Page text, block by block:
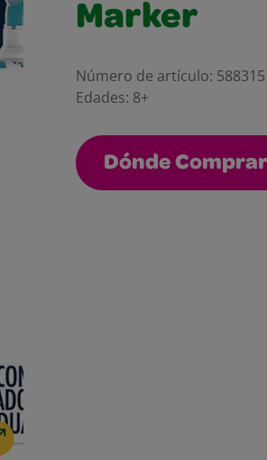
Marker
Número de artículo: 588315
Edades: 8+
Dónde Comprar